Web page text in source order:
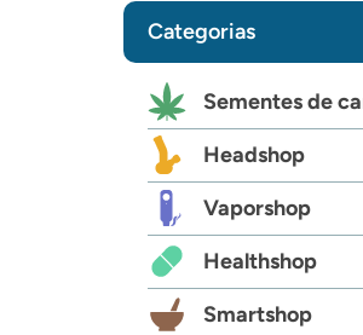
Categorias
Sementes de
Headshop
Vaporshop
Healthshop
Smartshop